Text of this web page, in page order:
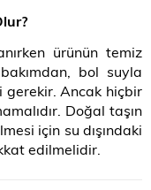
?
ürünün temiz
bol suyla
gerekir. Ancak hiçbir
Doğal taşın
için su dışındaki
edilmelidir.